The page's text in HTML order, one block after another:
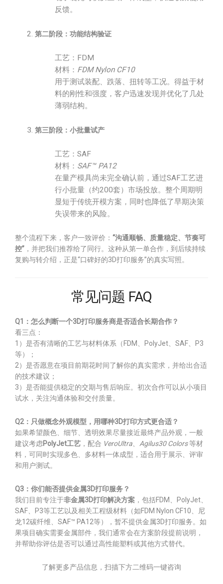
反馈。
第二阶段：功能结构验证
工艺：FDM
材料： FDM Nylon CF10
用于测试装配、跌落、扭转等工况。得益于材
料的刚性和强度，客户迅速发现并优化了几处
薄弱结构。
第三阶段：小批量试产
工艺：SAF
材料： SAF™ PA12
在量产模具尚未完全确认前，通过SAF工艺进
行小批量（约200套）市场投放。整个周期明
显短于传统开模方案，同时也降低了早期决策
失误带来的风险。
整个流程下来，客户一致评价： “沟通顺畅、质量稳定、节奏可
控” ，并把我们推荐给了同行。这种从第一单合作，到后续持续
复购与转介绍，正是“口碑好的3D打印服务”的真实写照。
常见问题 FAQ
Q1：怎么判断一个3D打印服务商是否适合长期合作？
看三点：
1）是否有清晰的工艺与材料体系（FDM、PolyJet、SAF、P3
等）；
2）是否愿意在项目前期花时间了解你的真实需求，并给出合适
的技术建议；
3）是否能提供稳定的交期与售后响应。初次合作可以从小项目
试水，关注沟通体验和交付质量。
Q2：只做概念外观模型，用哪种3D打印方式更合适？
如果希望颜色、细节、透明效果尽量接近最终产品外观，一般
建议考虑PolyJet工艺 ，配合 VeroUltra、Agilus30 Colors等材
料，可同时实现多色、多材料一体成型，适合用于展示、评审
和用户测试。
Q3：你们能否提供金属3D打印服务？
我们目前专注于非金属3D打印解决方案 ，包括FDM、PolyJet、
SAF、P3等工艺以及相关工程级材料（如FDM Nylon CF10、尼
龙12碳纤维、SAF™ PA12等），暂不提供金属3D打印服务。如
果项目确实需要金属部件，我们通常会在方案阶段提前说明，
并帮助你评估是否可以通过高性能塑料或其他方式替代。
了解更多产品信息，扫描下方二维码一键咨询